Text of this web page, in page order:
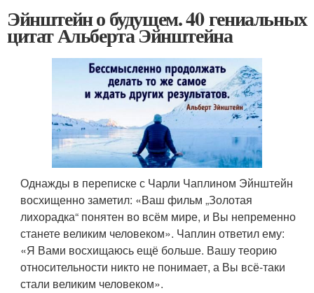
Эйнштейн о будущем. 40 гениальных
цитат Альберта Эйнштейна
Однажды в переписке с Чарли Чаплином Эйнштейн
восхищенно заметил: «Ваш фильм „Золотая
лихорадка“ понятен во всём мире, и Вы непременно
станете великим человеком». Чаплин ответил ему:
«Я Вами восхищаюсь ещё больше. Вашу теорию
относительности никто не понимает, а Вы всё-таки
стали великим человеком».